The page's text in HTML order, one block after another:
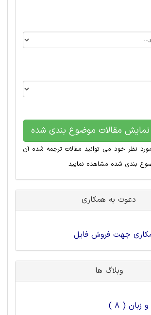
نمایش مقالات موضوع بندی شده
نظر خود می توانید مقالات ترجمه شده آن
بندی شده مشاهده نمایید
دعوت به همکاری
جهت فروش فایل
وبلاگ ها
( 8 )